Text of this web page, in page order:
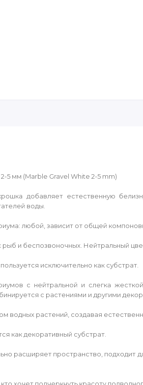
5 мм (Marble Gravel White 2-5 mm)
добавляет естественную
воды.
любой, зависит от общей
и беспозвоночных. Нейтральный
исключительно как субстрат.
с нейтральной и слегка
с растениями и другими
водных растений, создавая
как декоративный субстрат.
расширяет пространство, подходит